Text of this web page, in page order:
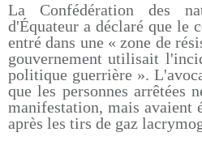
La Confédération des
d'Équateur a déclaré que le
entré dans une « zone de
gouvernement utilisait
politique guerrière ».
que les personnes arrêtées
manifestation, mais avaient
après les tirs de gaz